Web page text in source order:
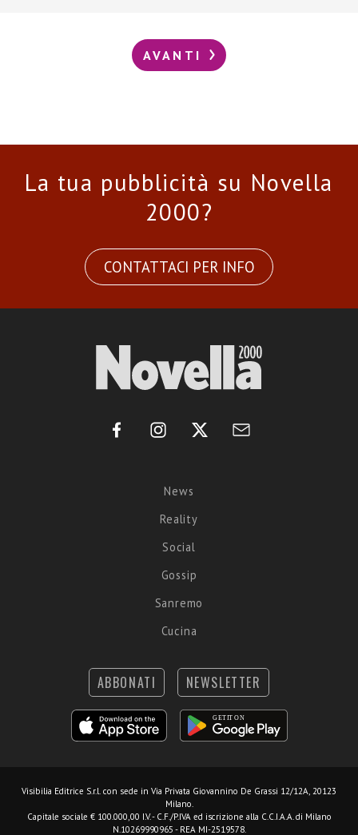
AVANTI
La tua pubblicità su Novella
2000?
CONTATTACI PER INFO
News
Reality
Social
Gossip
Sanremo
Cucina
ABBONATI NEWSLETTER
Visibilia Editrice S.r.l. con sede in Via Privata Giovannino De Grassi 12/12A, 20123
Milano.
Capitale sociale € 100.000,00 I.V. - C.F./P.IVA ed iscrizione alla C.C.I.A.A. di Milano
N.10269990965 - REA MI-2519578.